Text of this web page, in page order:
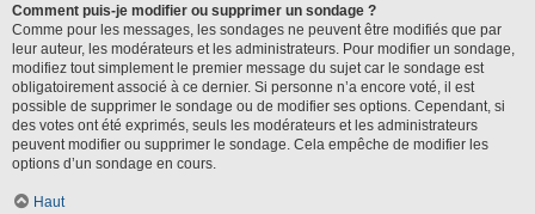
Comment puis-je modifier ou supprimer un sondage ?
Comme pour les messages, les sondages ne peuvent être modifiés que par
leur auteur, les modérateurs et les administrateurs. Pour modifier un sondage,
modifiez tout simplement le premier message du sujet car le sondage est
obligatoirement associé à ce dernier. Si personne n’a encore voté, il est
possible de supprimer le sondage ou de modifier ses options. Cependant, si
des votes ont été exprimés, seuls les modérateurs et les administrateurs
peuvent modifier ou supprimer le sondage. Cela empêche de modifier les
options d’un sondage en cours.
Haut